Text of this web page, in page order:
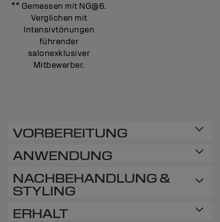
** Gemessen mit NG@6.
Verglichen mit
Intensivtönungen
führender
salonexklusiver
Mitbewerber.
VORBEREITUNG
ANWENDUNG
NACHBEHANDLUNG &
STYLING
ERHALT